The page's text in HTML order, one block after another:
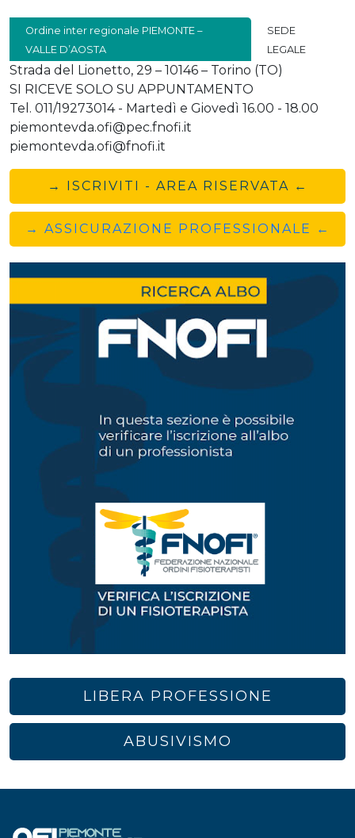
Ordine inter regionale PIEMONTE –
VALLE D’AOSTA
SEDE
LEGALE
Strada del Lionetto, 29 – 10146 – Torino (TO)
SI RICEVE SOLO SU APPUNTAMENTO
Tel. 011/19273014 - Martedì e Giovedì 16.00 - 18.00
piemontevda.ofi@pec.fnofi.it
piemontevda.ofi@fnofi.it
→ ISCRIVITI - AREA RISERVATA ←
→ ASSICURAZIONE PROFESSIONALE ←
LIBERA PROFESSIONE
ABUSIVISMO